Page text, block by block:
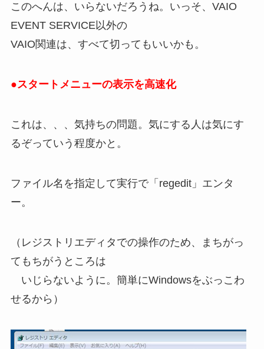
このへんは、いらないだろうね。いっそ、VAIO
EVENT SERVICE以外の
VAIO関連は、すべて切ってもいいかも。
●スタートメニューの表示を高速化
これは、、、気持ちの問題。気にする人は気にす
るぞっていう程度かと。
ファイル名を指定して実行で「regedit」エンタ
ー。
（レジストリエディタでの操作のため、まちがっ
てもちがうところは
いじらないように。簡単にWindowsをぶっこわ
せるから）